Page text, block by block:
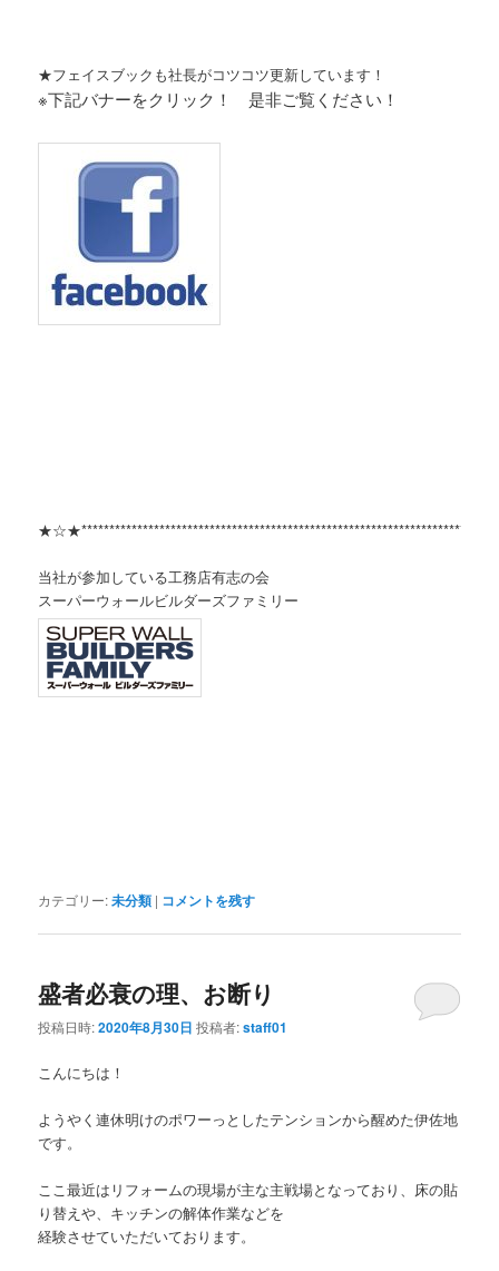
★フェイスブックも社長がコツコツ更新しています！
※下記バナーをクリック！ 是非ご覧ください！
当社が参加している工務店有志の会
スーパーウォールビルダーズファミリー
カテゴリー:未分類 | コメントを残す
盛者必衰の理、お断り
投稿日時:2020年8月30日 投稿者:staff01
こんにちは！
ようやく連休明けのポワーっとしたテンションから醒めた伊佐地
です。
ここ最近はリフォームの現場が主な主戦場となっており、床の貼
り替えや、キッチンの解体作業などを
経験させていただいております。